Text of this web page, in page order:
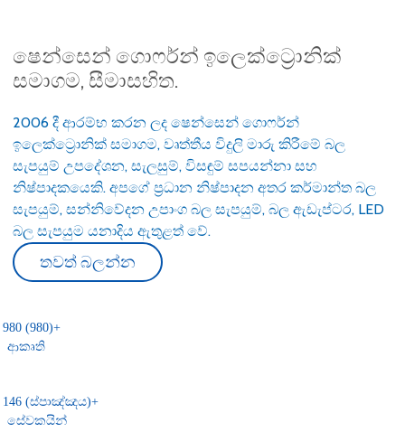
ෂෙන්සෙන් ගොෆර්න් ඉලෙක්ට්‍රොනික්
සමාගම, සීමාසහිත.
2006 දී ආරම්භ කරන ලද ෂෙන්සෙන් ගොෆර්න්
ඉලෙක්ට්‍රොනික් සමාගම, වෘත්තීය විදුලි මාරු කිරීමේ බල
සැපයුම් උපදේශන, සැලසුම්, විසඳුම් සපයන්නා සහ
නිෂ්පාදකයෙකි. අපගේ ප්‍රධාන නිෂ්පාදන අතර කර්මාන්ත බල
සැපයුම්, සන්නිවේදන උපාංග බල සැපයුම්, බල ඇඩැප්ටර, LED
බල සැපයුම යනාදිය ඇතුළත් වේ.
තවත් බලන්න
980 (980)+
ආකෘති
146 (ස්පාඤ්ඤය)+
සේවකයින්